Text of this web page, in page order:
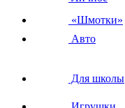
«Шмотки»
Авто
Для школы